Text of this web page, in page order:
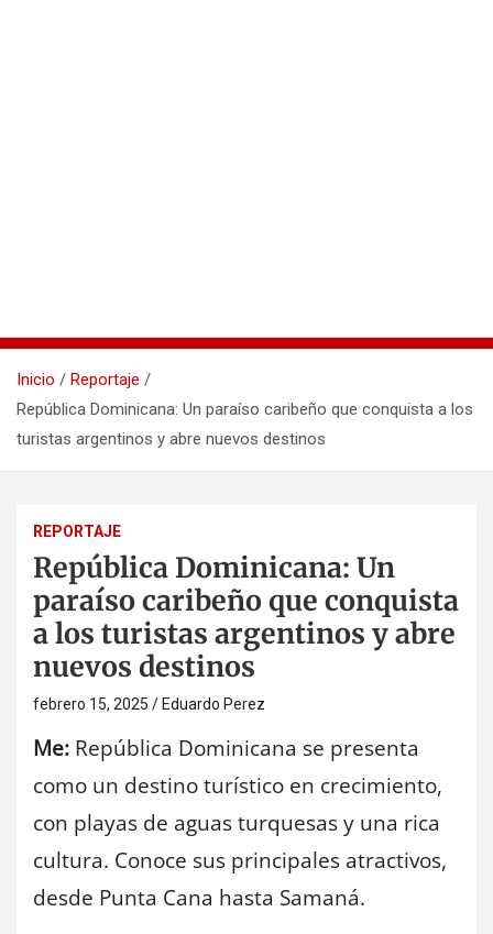
Inicio
Reportaje
República Dominicana: Un paraíso caribeño que conquista a los
turistas argentinos y abre nuevos destinos
REPORTAJE
República Dominicana: Un
paraíso caribeño que conquista
a los turistas argentinos y abre
nuevos destinos
febrero 15, 2025 Eduardo Perez
Me: República Dominicana se presenta
como un destino turístico en crecimiento,
con playas de aguas turquesas y una rica
cultura. Conoce sus principales atractivos,
desde Punta Cana hasta Samaná.